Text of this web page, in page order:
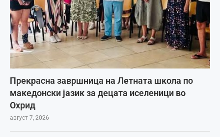
Прекрасна завршница на Летната школа по
македонски јазик за децата иселеници во
Охрид
август 7, 2026